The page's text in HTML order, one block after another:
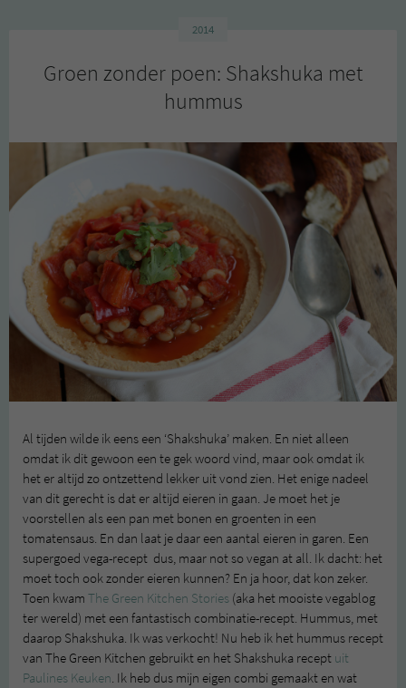
2014
Groen zonder poen: Shakshuka met
hummus
Al tijden wilde ik eens een ‘Shakshuka’ maken. En niet alleen
omdat ik dit gewoon een te gek woord vind, maar ook omdat ik
het er altijd zo ontzettend lekker uit vond zien. Het enige nadeel
van dit gerecht is dat er altijd eieren in gaan. Je moet het je
voorstellen als een pan met bonen en groenten in een
tomatensaus. En dan laat je daar een aantal eieren in garen. Een
supergoed vega-recept dus, maar not so vegan at all. Ik dacht: het
moet toch ook zonder eieren kunnen? En ja hoor, dat kon zeker.
Toen kwam The Green Kitchen Stories (aka het mooiste vegablog
ter wereld) met een fantastisch combinatie-recept. Hummus, met
daarop Shakshuka. Ik was verkocht! Nu heb ik het hummus recept
van The Green Kitchen gebruikt en het Shakshuka recept uit
Paulines Keuken. Ik heb dus mijn eigen combi gemaakt en wat